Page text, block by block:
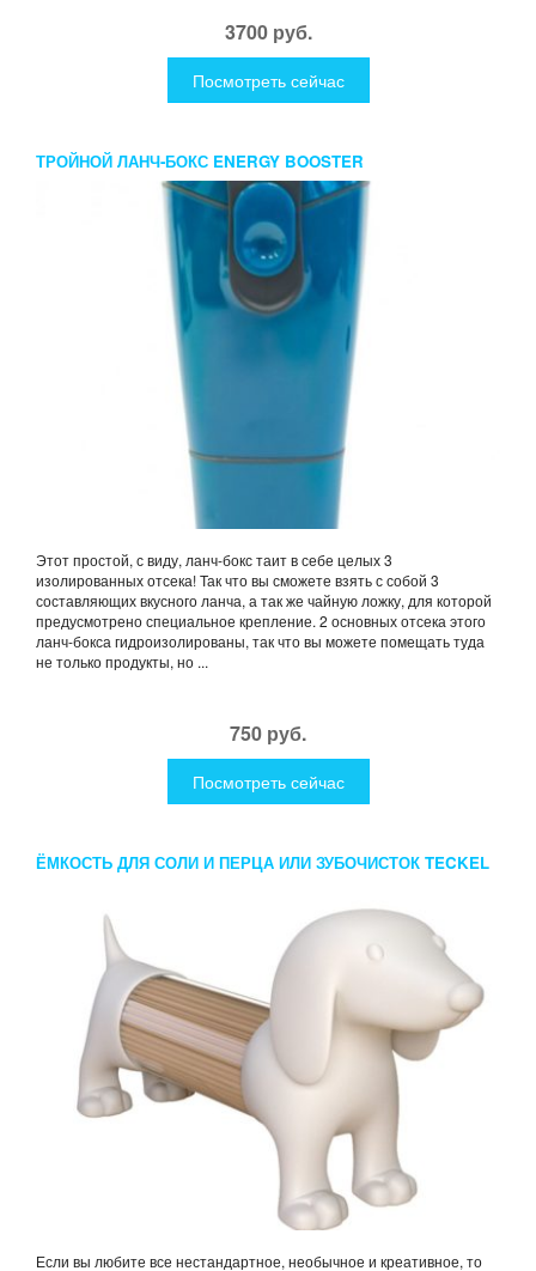
3700 руб.
Посмотреть сейчас
ТРОЙНОЙ ЛАНЧ-БОКС ENERGY BOOSTER
Этот простой, с виду, ланч-бокс таит в себе целых 3
изолированных отсека! Так что вы сможете взять с собой 3
составляющих вкусного ланча, а так же чайную ложку, для которой
предусмотрено специальное крепление. 2 основных отсека этого
ланч-бокса гидроизолированы, так что вы можете помещать туда
не только продукты, но ...
750 руб.
Посмотреть сейчас
ЁМКОСТЬ ДЛЯ СОЛИ И ПЕРЦА ИЛИ ЗУБОЧИСТОК TECKEL
Если вы любите все нестандартное, необычное и креативное, то